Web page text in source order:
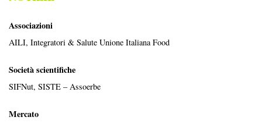
Associazioni
AILI, Integratori & Salute Unione Italiana Food
Società scientifiche
SIFNut, SISTE – Assoerbe
Mercato